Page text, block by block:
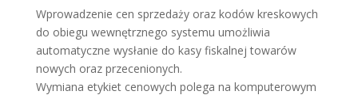
Wprowadzenie cen sprzedaży oraz kodów kreskowych
do obiegu wewnętrznego systemu umożliwia
automatyczne wysłanie do kasy fiskalnej towarów
nowych oraz przecenionych.
Wymiana etykiet cenowych polega na komputerowym